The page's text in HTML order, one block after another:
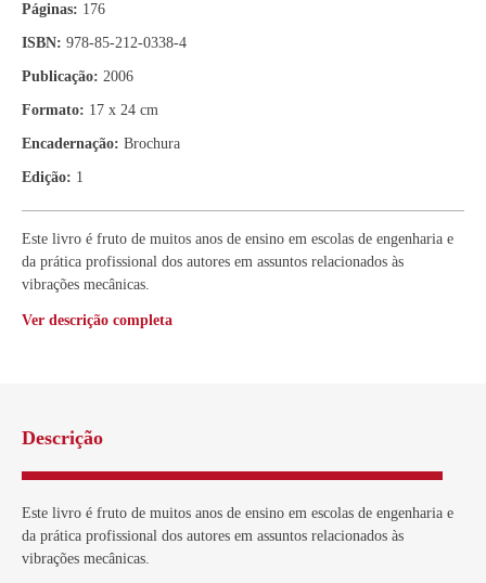
Páginas: 176
ISBN: 978-85-212-0338-4
Publicação: 2006
Formato: 17 x 24 cm
Encadernação: Brochura
Edição: 1
Este livro é fruto de muitos anos de ensino em escolas de engenharia e
da prática profissional dos autores em assuntos relacionados às
vibrações mecânicas.
Ver descrição completa
Descrição
Este livro é fruto de muitos anos de ensino em escolas de engenharia e
da prática profissional dos autores em assuntos relacionados às
vibrações mecânicas.